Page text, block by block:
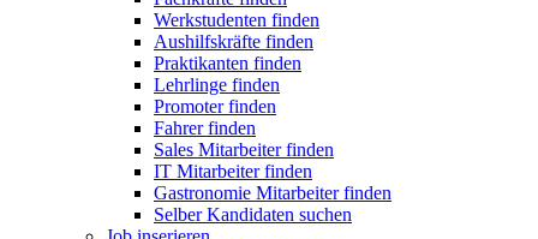
Werkstudenten finden
Aushilfskräfte finden
Praktikanten finden
Lehrlinge finden
Promoter finden
Fahrer finden
Sales Mitarbeiter finden
IT Mitarbeiter finden
Gastronomie Mitarbeiter finden
Selber Kandidaten suchen